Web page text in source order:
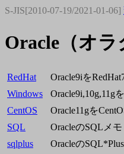
S-JIS[2010-07-19/2021-01-06]
Oracle（オ
RedHat
Oracle9iを
Windows
Oracle9i,10g,11g
CentOS
Oracle11gを
SQL
OracleのSQLメ
sqlplus
Oracleの